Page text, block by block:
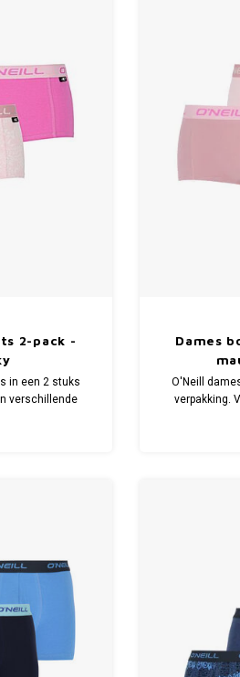
2-pack -
in een 2 stuks
verschillende
Dames
O'Neill
verpakking.